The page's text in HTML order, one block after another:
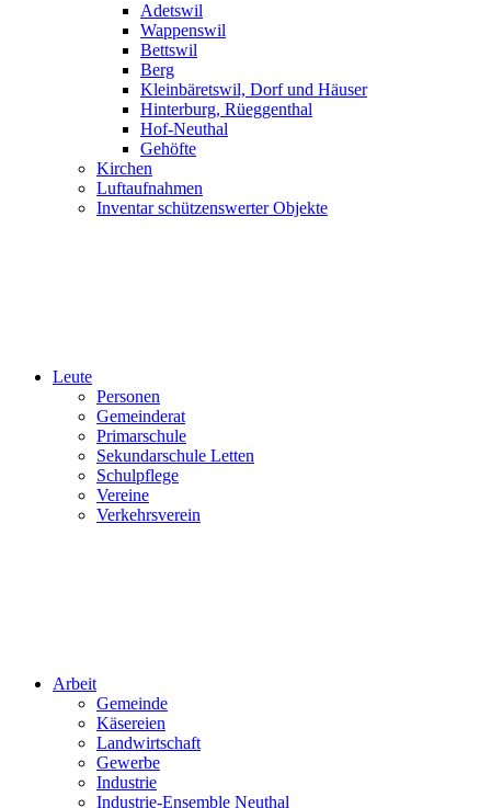
Adetswil
Wappenswil
Bettswil
Berg
Kleinbäretswil, Dorf und Häuser
Hinterburg, Rüeggenthal
Hof-Neuthal
Gehöfte
Kirchen
Luftaufnahmen
Inventar schützenswerter Objekte
Leute
Personen
Gemeinderat
Primarschule
Sekundarschule Letten
Schulpflege
Vereine
Verkehrsverein
Arbeit
Gemeinde
Käsereien
Landwirtschaft
Gewerbe
Industrie
Industrie-Ensemble Neuthal